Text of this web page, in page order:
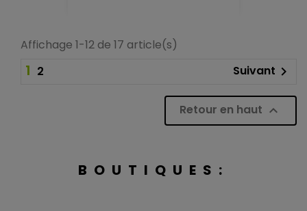
Affichage 1-12 de 17 article(s)
1 2 Suivant 
Retour en haut 
BOUTIQUES: